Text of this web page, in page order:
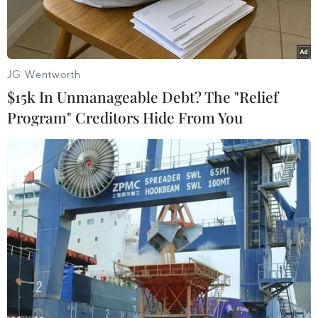
Một số lượng rất lớn các SIM di động có dấu hiệu kích hoạt sẵn
đã bị khóa hai chiều. (Ảnh: T.H/Vietnam+)
Sau sự vào cuộc quyết liệt của Bộ Thông tin và
Truyền thông cùng các doanh nghiệp viễn
thông, hơn 10,7 triệu SIM có dấu hiệu kích hoạt
JG Wentworth
$15k In Unmanageable Debt? The "Relief
Program" Creditors Hide From You